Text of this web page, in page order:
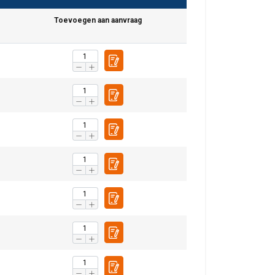
Toevoegen aan aanvraag
ENGLISH TRANSLATION
te analyseren. We
die deze
verzameld door